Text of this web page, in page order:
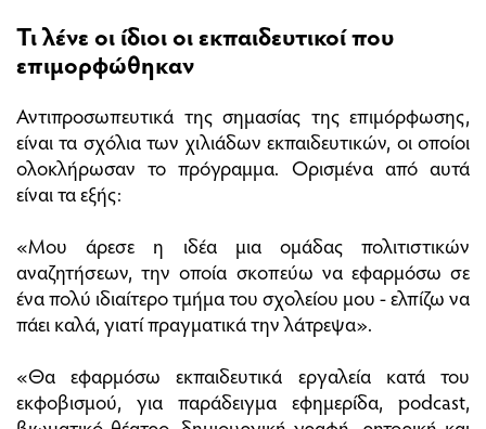
Τι λένε οι ίδιοι οι εκπαιδευτικοί που
επιμορφώθηκαν
Αντιπροσωπευτικά της σημασίας της επιμόρφωσης,
είναι τα σχόλια των χιλιάδων εκπαιδευτικών, οι οποίοι
ολοκλήρωσαν το πρόγραμμα. Ορισμένα από αυτά
είναι τα εξής:
«Μου άρεσε η ιδέα μια ομάδας πολιτιστικών
αναζητήσεων, την οποία σκοπεύω να εφαρμόσω σε
ένα πολύ ιδιαίτερο τμήμα του σχολείου μου - ελπίζω να
πάει καλά, γιατί πραγματικά την λάτρεψα».
«Θα εφαρμόσω εκπαιδευτικά εργαλεία κατά του
εκφοβισμού, για παράδειγμα εφημερίδα, podcast,